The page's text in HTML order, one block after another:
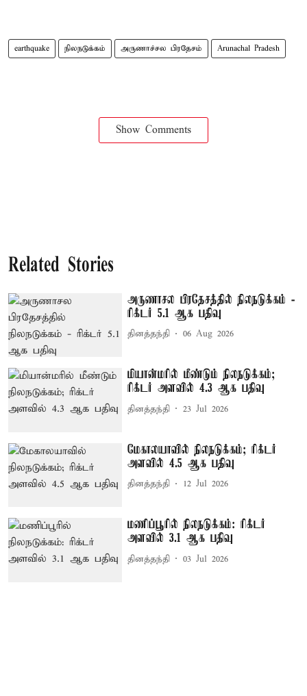
earthquake நிலநடுக்கம் அருணாச்சல பிரதேசம் Arunachal Pradesh
Show Comments
Related Stories
அருணாசல பிரதேசத்தில் நிலநடுக்கம் -
ரிக்டர் 5.1 ஆக பதிவு
தினத்தந்தி 06 Aug 2026
மியான்மரில் மீண்டும் நிலநடுக்கம்;
ரிக்டர் அளவில் 4.3 ஆக பதிவு
தினத்தந்தி 23 Jul 2026
மேகாலயாவில் நிலநடுக்கம்; ரிக்டர்
அளவில் 4.5 ஆக பதிவு
தினத்தந்தி 12 Jul 2026
மணிப்பூரில் நிலநடுக்கம்: ரிக்டர்
அளவில் 3.1 ஆக பதிவு
தினத்தந்தி 03 Jul 2026